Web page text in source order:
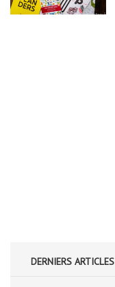
DERNIERS ARTICLES